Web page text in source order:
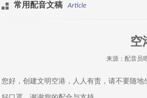
常用配音文稿 Article
空
来源：配音员
您好，创建文明空港，人人有责，请不要随